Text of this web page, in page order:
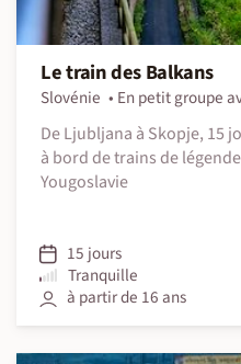
Le train des Balkans
Slovénie
En petit groupe
De Ljubljana à Skopje, 15
à bord de trains de
Yougoslavie
15 jours
Tranquille
à partir de 16 ans